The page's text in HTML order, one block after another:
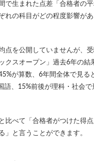
で生まれた点差「合格者の
れの科目がどの程度影響が
点を公開していませんが、
クスオープン」過去6年の結
が算数、6年間全体で見る
語、15%前後が理科・社会で
比べて「合格者がつけた得
」と言うことができます。